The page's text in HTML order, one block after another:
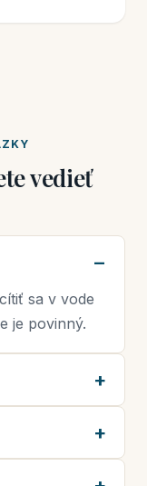
vedieť
sa v vode
je povinný.